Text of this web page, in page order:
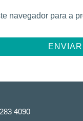
navegador para a
4090